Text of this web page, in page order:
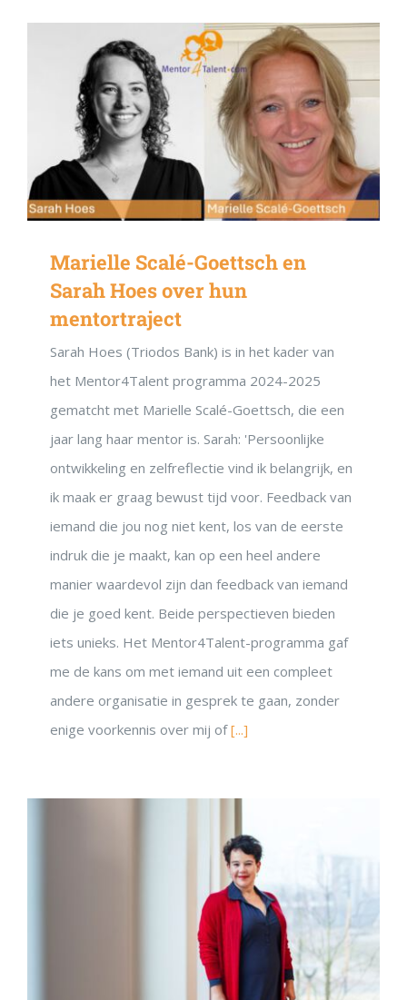
Marielle Scalé-Goettsch en
Sarah Hoes over hun
mentortraject
Sarah Hoes (Triodos Bank) is in het kader van
het Mentor4Talent programma 2024-2025
gematcht met Marielle Scalé-Goettsch, die een
jaar lang haar mentor is. Sarah: 'Persoonlijke
ontwikkeling en zelfreflectie vind ik belangrijk, en
ik maak er graag bewust tijd voor. Feedback van
iemand die jou nog niet kent, los van de eerste
indruk die je maakt, kan op een heel andere
manier waardevol zijn dan feedback van iemand
die je goed kent. Beide perspectieven bieden
iets unieks. Het Mentor4Talent-programma gaf
me de kans om met iemand uit een compleet
andere organisatie in gesprek te gaan, zonder
enige voorkennis over mij of[...]